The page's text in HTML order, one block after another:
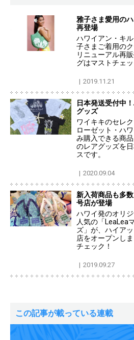
雅子さま愛用の
再登場
ハワイアン・キ
子さまご着用の
リニューアル再
グはマストチェッ
2019.11.21
日本発送受付中
グッズ
ワイキキのセレ
ローゼット・ハ
み購入できる商
のレアグッズを
スです。
2020.09.04
新入荷商品も多
号店が登場
ハワイ発のオリ
人気の「LeaLea
ズ」が、ハイア
店をオープンし
チェック！
2019.09.27
この記事が載っている連載